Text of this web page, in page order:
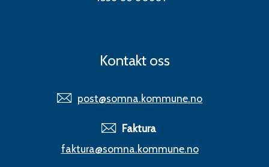
Kontakt oss
post@somna.kommune.no
Faktura
faktura@somna.kommune.no